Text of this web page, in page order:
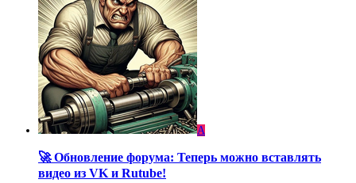
A
🚀 Обновление форума: Теперь можно вставлять
видео из VK и Rutube!